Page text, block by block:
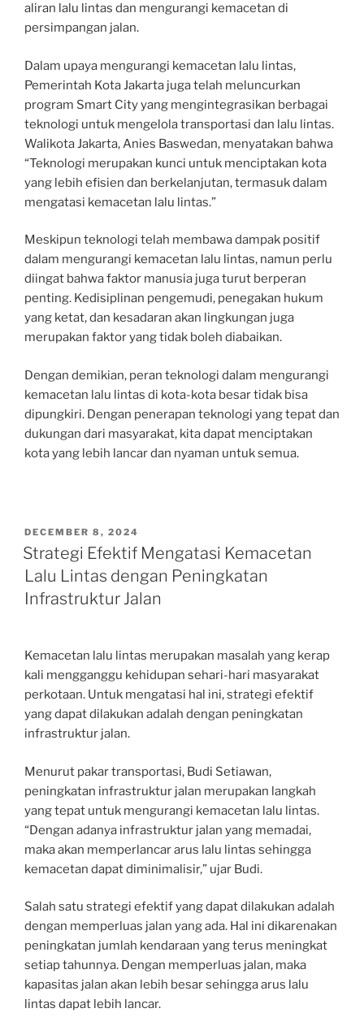
aliran lalu lintas dan mengurangi kemacetan di
persimpangan jalan.
Dalam upaya mengurangi kemacetan lalu lintas,
Pemerintah Kota Jakarta juga telah meluncurkan
program Smart City yang mengintegrasikan berbagai
teknologi untuk mengelola transportasi dan lalu lintas.
Walikota Jakarta, Anies Baswedan, menyatakan bahwa
“Teknologi merupakan kunci untuk menciptakan kota
yang lebih efisien dan berkelanjutan, termasuk dalam
mengatasi kemacetan lalu lintas.”
Meskipun teknologi telah membawa dampak positif
dalam mengurangi kemacetan lalu lintas, namun perlu
diingat bahwa faktor manusia juga turut berperan
penting. Kedisiplinan pengemudi, penegakan hukum
yang ketat, dan kesadaran akan lingkungan juga
merupakan faktor yang tidak boleh diabaikan.
Dengan demikian, peran teknologi dalam mengurangi
kemacetan lalu lintas di kota-kota besar tidak bisa
dipungkiri. Dengan penerapan teknologi yang tepat dan
dukungan dari masyarakat, kita dapat menciptakan
kota yang lebih lancar dan nyaman untuk semua.
POSTED
ON
DECEMBER 8, 2024
Strategi Efektif Mengatasi Kemacetan
Lalu Lintas dengan Peningkatan
Infrastruktur Jalan
Kemacetan lalu lintas merupakan masalah yang kerap
kali mengganggu kehidupan sehari-hari masyarakat
perkotaan. Untuk mengatasi hal ini, strategi efektif
yang dapat dilakukan adalah dengan peningkatan
infrastruktur jalan.
Menurut pakar transportasi, Budi Setiawan,
peningkatan infrastruktur jalan merupakan langkah
yang tepat untuk mengurangi kemacetan lalu lintas.
“Dengan adanya infrastruktur jalan yang memadai,
maka akan memperlancar arus lalu lintas sehingga
kemacetan dapat diminimalisir,” ujar Budi.
Salah satu strategi efektif yang dapat dilakukan adalah
dengan memperluas jalan yang ada. Hal ini dikarenakan
peningkatan jumlah kendaraan yang terus meningkat
setiap tahunnya. Dengan memperluas jalan, maka
kapasitas jalan akan lebih besar sehingga arus lalu
lintas dapat lebih lancar.